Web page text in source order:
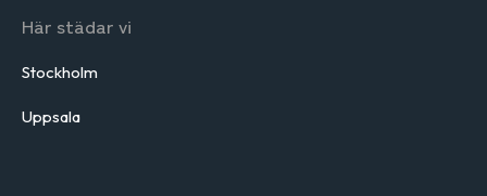
Här städar vi
Stockholm
Uppsala